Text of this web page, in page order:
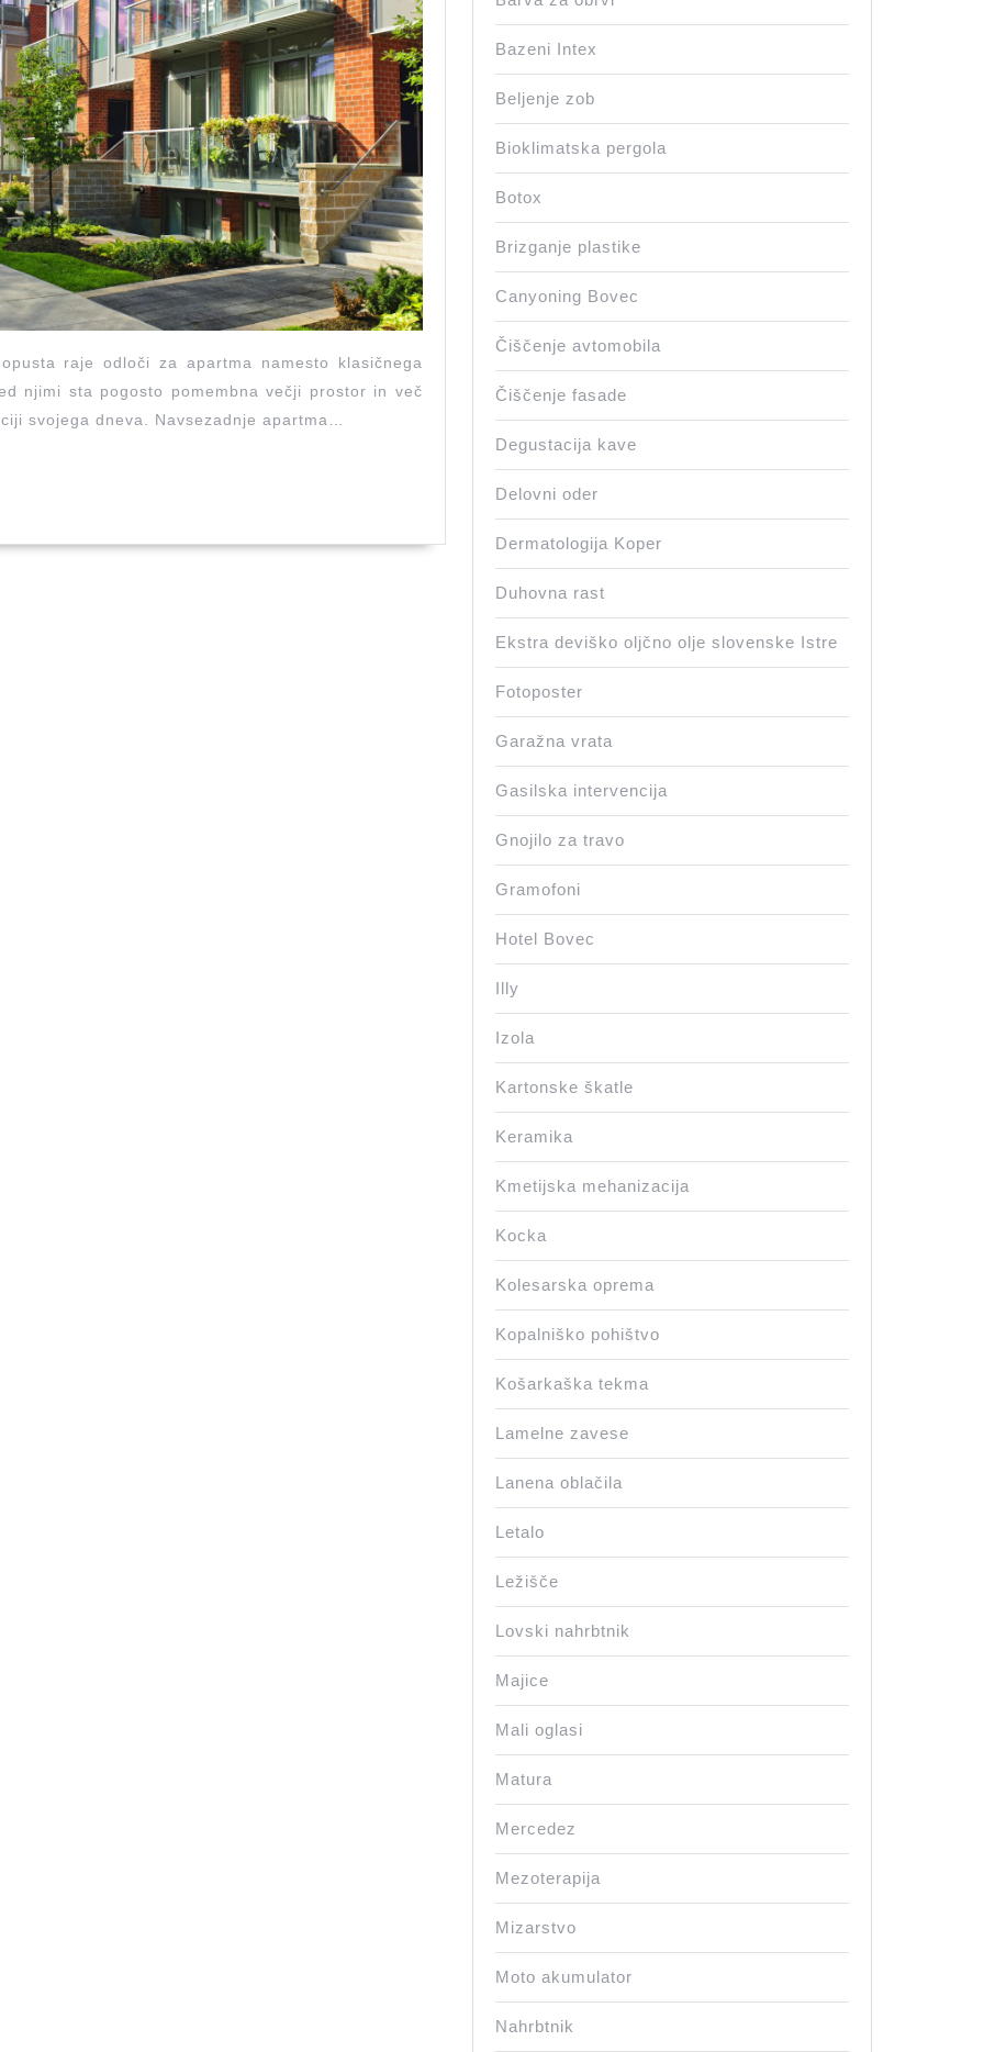
raje odloči za apartma namesto klasičnega
njimi sta pogosto pomembna večji prostor in več
svojega dneva. Navsezadnje apartma…
Bazeni Intex
Beljenje zob
Bioklimatska pergola
Botox
Brizganje plastike
Canyoning Bovec
Čiščenje avtomobila
Čiščenje fasade
Degustacija kave
Delovni oder
Dermatologija Koper
Duhovna rast
Ekstra deviško oljčno olje slovenske Istre
Fotoposter
Garažna vrata
Gasilska intervencija
Gnojilo za travo
Gramofoni
Hotel Bovec
Illy
Izola
Kartonske škatle
Keramika
Kmetijska mehanizacija
Kocka
Kolesarska oprema
Kopalniško pohištvo
Košarkaška tekma
Lamelne zavese
Lanena oblačila
Letalo
Ležišče
Lovski nahrbtnik
Majice
Mali oglasi
Matura
Mercedez
Mezoterapija
Mizarstvo
Moto akumulator
Nahrbtnik